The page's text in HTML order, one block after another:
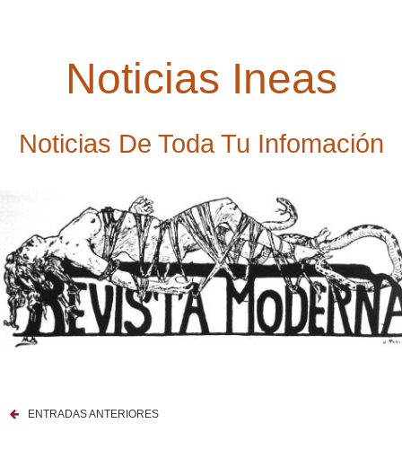
d
o
Noticias Ineas
Noticias De Toda Tu Infomación
ENTRADAS ANTERIORES